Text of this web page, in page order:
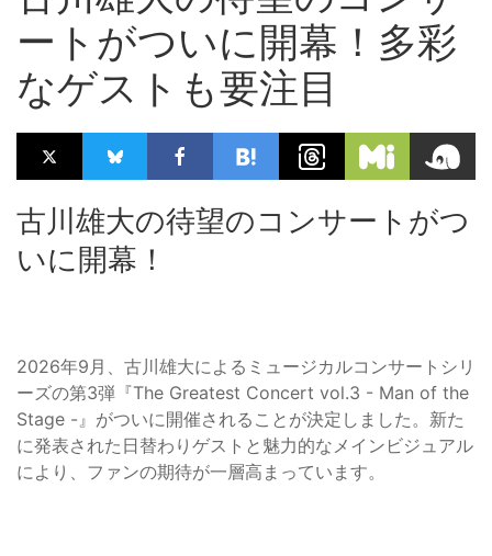
ートがついに開幕！多彩
なゲストも要注目
古川雄大の待望のコンサートがつ
いに開幕！
2026年9月、古川雄大によるミュージカルコンサートシリ
ーズの第3弾『The Greatest Concert vol.3 - Man of the
Stage -』がついに開催されることが決定しました。新た
に発表された日替わりゲストと魅力的なメインビジュアル
により、ファンの期待が一層高まっています。